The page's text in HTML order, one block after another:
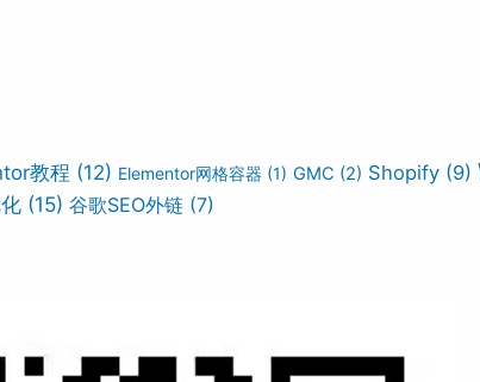
教程 (12) Elementor网格容器 (1) GMC (2) Shopify (9)
(15) 谷歌SEO外链 (7)